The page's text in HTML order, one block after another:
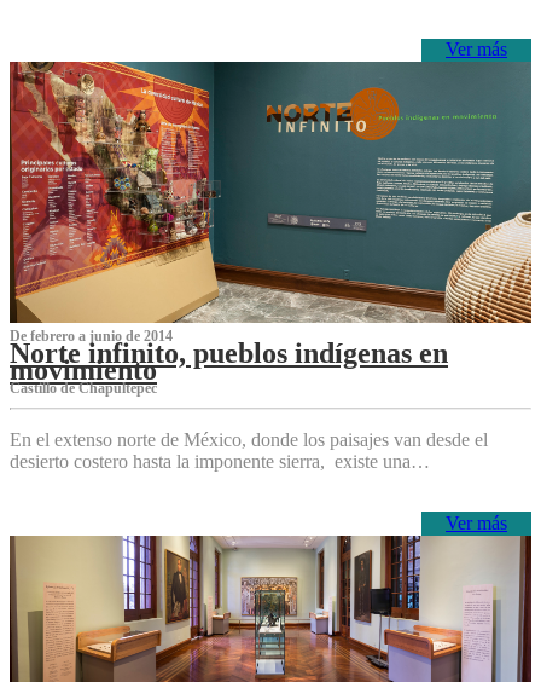
Ver más
De febrero a junio de 2014
Norte infinito, pueblos indígenas en
movimiento
Castillo de Chapultepec
En el extenso norte de México, donde los paisajes van desde el
desierto costero hasta la imponente sierra, existe una…
Ver más